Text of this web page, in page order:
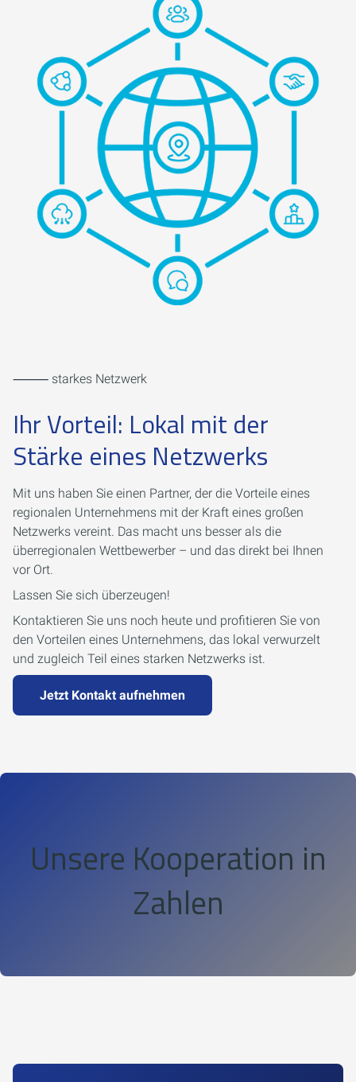
⸻ starkes Netzwerk
Ihr Vorteil: Lokal mit der
Stärke eines Netzwerks
Mit uns haben Sie einen Partner, der die Vorteile eines
regionalen Unternehmens mit der Kraft eines großen
Netzwerks vereint. Das macht uns besser als die
überregionalen Wettbewerber – und das direkt bei Ihnen
vor Ort.
Lassen Sie sich überzeugen!
Kontaktieren Sie uns noch heute und profitieren Sie von
den Vorteilen eines Unternehmens, das lokal verwurzelt
und zugleich Teil eines starken Netzwerks ist.
Jetzt Kontakt aufnehmen
Unsere Kooperation in
Zahlen